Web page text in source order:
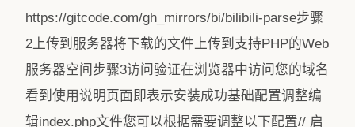
https://gitcode.com/gh_mirrors/bi/bilibili-parse步骤
2上传到服务器将下载的文件上传到支持PHP的Web
服务器空间步骤3访问验证在浏览器中访问您的域名
看到使用说明页面即表示安装成功基础配置调整编
辑index.php文件您可以根据需要调整以下配置// 启